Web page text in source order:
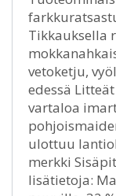
Tikkauksella
vetoketju,
edessä
vartaloa
ulottuu
merkki
lisätietoja: